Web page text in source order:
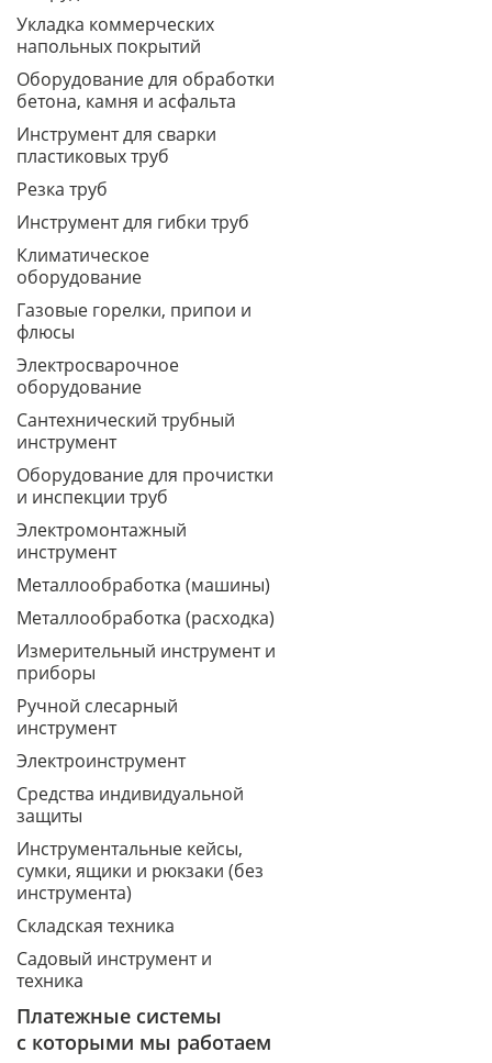
Укладка коммерческих
напольных покрытий
Оборудование для обработки
бетона, камня и асфальта
Инструмент для сварки
пластиковых труб
Резка труб
Инструмент для гибки труб
Климатическое
оборудование
Газовые горелки, припои и
флюсы
Электросварочное
оборудование
Сантехнический трубный
инструмент
Оборудование для прочистки
и инспекции труб
Электромонтажный
инструмент
Металлообработка (машины)
Металлообработка (расходка)
Измерительный инструмент и
приборы
Ручной слесарный
инструмент
Электроинструмент
Средства индивидуальной
защиты
Инструментальные кейсы,
сумки, ящики и рюкзаки (без
инструмента)
Складская техника
Садовый инструмент и
техника
Платежные системы
с которыми мы работаем